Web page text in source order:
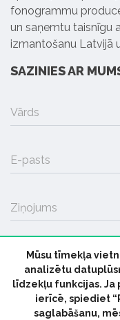
fonogrammu
un saņemtu taisnīgu
izmantošanu Latvijā
SAZINIES AR
Vārds
E-pasts
Ziņojums
Mūsu tīmekļa
analizētu
līdzekļu funkcijas. Ja
ierīcē, spiediet
saglabāšanu,